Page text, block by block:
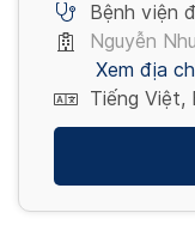
Bệnh viện
Nguyễn
Xem địa
Tiếng Việt,